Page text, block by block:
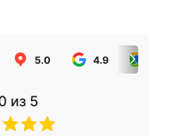
5.0 4.9
из 5